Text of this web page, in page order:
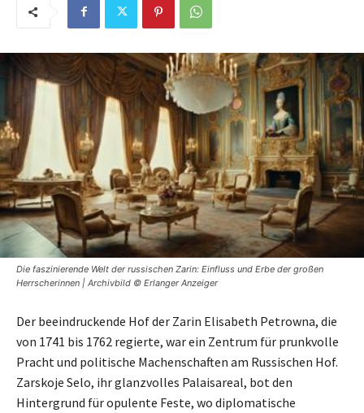
Die faszinierende Welt der russischen Zarin: Einfluss und Erbe der großen
Herrscherinnen | Archivbild © Erlanger Anzeiger
Der beeindruckende Hof der Zarin Elisabeth Petrowna, die
von 1741 bis 1762 regierte, war ein Zentrum für prunkvolle
Pracht und politische Machenschaften am Russischen Hof.
Zarskoje Selo, ihr glanzvolles Palaisareal, bot den
Hintergrund für opulente Feste, wo diplomatische